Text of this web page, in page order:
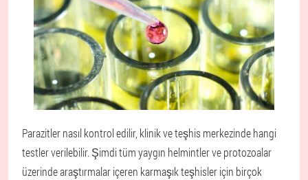
Parazitler nasıl kontrol edilir, klinik ve teşhis merkezinde hangi
testler verilebilir. Şimdi tüm yaygın helmintler ve protozoalar
üzerinde araştırmalar içeren karmaşık teşhisler için birçok